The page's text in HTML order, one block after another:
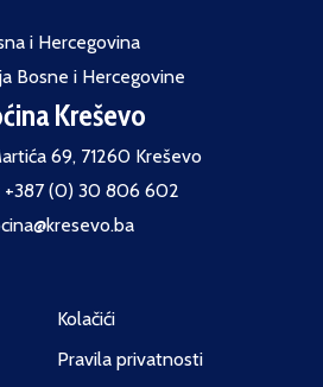
i Hercegovina
Bosne i Hercegovine
Kreševo
69, 71260 Kreševo
(0) 30 806 602
Kolačići
Pravila privatnosti